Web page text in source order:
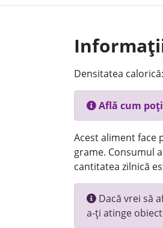
Densitatea calorică:
Află cum
Acest aliment face
grame. Consumul
cantitatea zilnică
Dacă vrei să
a-ți atinge